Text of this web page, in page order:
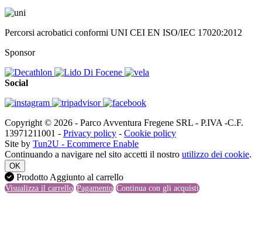
Percorsi acrobatici conformi UNI CEI EN ISO/IEC 17020:2012
Sponsor
Social
Copyright © 2026 - Parco Avventura Fregene SRL - P.IVA -C.F.
13971211001 - Privacy policy - Cookie policy
Site by Tun2U - Ecommerce Enable
Continuando a navigare nel sito accetti il nostro utilizzo dei cookie.
OK
Prodotto Aggiunto al carrello
Visualizza il carrello Pagamento Continua con gli acquisti